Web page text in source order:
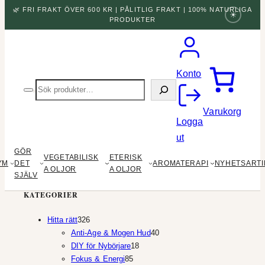
🌿 FRI FRAKT ÖVER 600 KR | PÅLITLIG FRAKT | 100% NATURLIGA
PRODUKTER
☀
Sök
produkter
Konto
Logga
ut
Varukorg
GÖR
DET
SJÄLV
VEGETABILISK
A OLJOR
ETERISK
A OLJOR
AROMATERAPI
KATEGORIER
Hitta rätt326326
produkter
Anti-Age & Mogen Hud4040
DIY för Nybörjare1818
Fokus & Energi8585